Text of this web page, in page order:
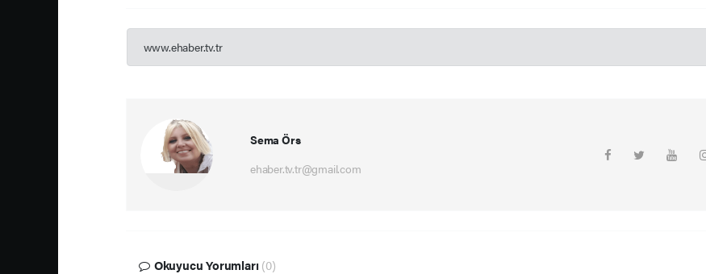
www.ehaber.tv.tr
Sema Örs
ehaber.tv.tr@gmail.com
Okuyucu Yorumları (0)